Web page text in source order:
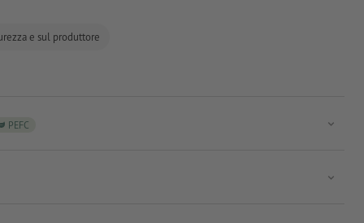
e sul produttore
PEFC